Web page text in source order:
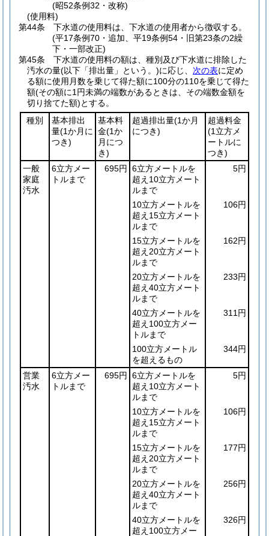
(昭52条例32・改称)
(使用料)
第44条
下水道の使用料は、下水道の使用者から徴収する。
(平17条例70・追加、平19条例54・旧第23条の2繰
下・一部改正)
第45条
下水道の使用料の額は、種別及び下水道に排除した
汚水の量(以下「排出量」という。)に応じ、 次の表に定め
る額に使用月数を乗じて得た額に100分の110を乗じて得た
額(その額に1円未満の端数があるときは、その端数金額を
切り捨てた額)とする。
種別
基本排出
量(1か月に
つき)
基本料
金(1か
月につ
き)
超過排出量(1か月
につき)
超過料金
(1立方メ
ートルに
つき)
一般
家庭
汚水
6立方メー
トルまで
695円
6立方メートルを
超え10立方メート
ルまで
5円
10立方メートルを
超え15立方メート
ルまで
106円
15立方メートルを
超え20立方メート
ルまで
162円
20立方メートルを
超え40立方メート
ルまで
233円
40立方メートルを
超え100立方メー
トルまで
311円
100立方メートル
を超えるもの
344円
営業
汚水
6立方メー
トルまで
695円
6立方メートルを
超え10立方メート
ルまで
5円
10立方メートルを
超え15立方メート
ルまで
106円
15立方メートルを
超え20立方メート
ルまで
177円
20立方メートルを
超え40立方メート
ルまで
256円
40立方メートルを
超え100立方メー
326円